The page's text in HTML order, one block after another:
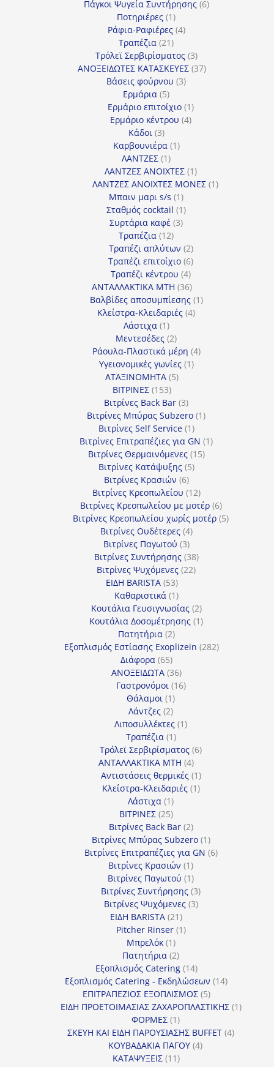
προϊόν
Πάγκοι Ψυγεία Συντήρησης 66
Ποτηριέρες 11
προϊόν
Ράφια-Ραφιέρες 44
Τραπέζια 2121
προϊόντα
Τρόλεϊ Σερβιρίσματος 33
προϊόντα
ΑΝΟΞΕΙΔΩΤΕΣ ΚΑΤΑΣΚΕΥΕΣ 3737
Βάσεις φούρνου 33
Ερμάρια 55
προϊόντα
Ερμάριο επιτοίχιο 11
προϊόν
Ερμάριο κέντρου 44
Κάδοι 33
προϊόντα
Καρβουνιέρα 11
ΛΑΝΤΖΕΣ 11
προϊόν
ΛΑΝΤΖΕΣ ΑΝΟΙΧΤΕΣ 11
προϊόν
ΛΑΝΤΖΕΣ ΑΝΟΙΧΤΕΣ ΜΟΝΕΣ 11
Μπαιν μαρι s/s 11
προϊόν
Σταθμός cocktail 11
Συρτάρια καφέ 33
Τραπέζια 1212
προϊόντα
Τραπέζι απλύτων 22
προϊόντα
Τραπέζι επιτοίχιο 66
προϊόντα
Τραπέζι κέντρου 44
προϊόντα
ΑΝΤΑΛΛΑΚΤΙΚΑ MTH 3636
προϊόντα
Βαλβίδες αποσυμπίεσης 11
Κλείστρα-Κλειδαριές 44
Λάστιχα 11
προϊόν
Μεντεσέδες 22
προϊόντα
Ράουλα-Πλαστικά μέρη 44
Υγειονομικές γωνίες 11
ΑΤΑΞΙΝΟΜΗΤΑ 55
ΒΙΤΡΙΝΕΣ 153153
προϊόντα
Βιτρίνες Back Bar 33
προϊόντα
Βιτρίνες Mπύρας Subzero 11
Βιτρίνες Self Service 11
προϊόν
Βιτρίνες Επιτραπέζιες για GN 11
Βιτρίνες Θερμαινόμενες 1515
Βιτρίνες Κατάψυξης 55
Βιτρίνες Κρασιών 66
προϊόντα
Βιτρίνες Κρεοπωλείου 1212
προϊόντα
Βιτρίνες Κρεοπωλείου με μοτέρ 66
προϊόντα
Βιτρίνες Κρεοπωλείου χωρίς μοτέρ 55
Βιτρίνες Ουδέτερες 44
προϊόντα
Βιτρίνες Παγωτού 33
προϊόντα
Βιτρίνες Συντήρησης 3838
προϊόντα
Βιτρίνες Ψυχόμενες 2222
ΕΙΔΗ BARISTA 5353
προϊόντα
Καθαριστικά 11
προϊόν
Κουτάλια Γευσιγνωσίας 22
προϊόντα
Κουτάλια Δοσομέτρησης 11
Πατητήρια 22
προϊόντα
Εξοπλισμός Εστίασης Exoplizein 282282
Διάφορα 6565
προϊόντα
ΑΝΟΞΕΙΔΩΤΑ 3636
προϊόντα
Γαστρονόμοι 1616
Θάλαμοι 11
προϊόν
Λάντζες 22
προϊόντα
Λιποσυλλέκτες 11
Τραπέζια 11
προϊόν
Τρόλεϊ Σερβιρίσματος 66
ΑΝΤΑΛΛΑΚΤΙΚΑ MTH 44
προϊόντα
Αντιστάσεις θερμικές 11
προϊόν
Κλείστρα-Κλειδαριές 11
Λάστιχα 11
προϊόν
ΒΙΤΡΙΝΕΣ 2525
προϊόντα
Βιτρίνες Back Bar 22
προϊόντα
Βιτρίνες Mπύρας Subzero 11
προϊόν
Βιτρίνες Επιτραπέζιες για GN 66
Βιτρίνες Κρασιών 11
προϊόν
Βιτρίνες Παγωτού 11
προϊόν
Βιτρίνες Συντήρησης 33
προϊόντα
Βιτρίνες Ψυχόμενες 33
ΕΙΔΗ BARISTA 2121
προϊόντα
Pitcher Rinser 11
Μπρελόκ 11
προϊόν
Πατητήρια 22
προϊόντα
Εξοπλισμός Catering 1414
προϊόντα
Εξοπλισμός Catering - Εκδηλώσεων 1414
ΕΠΙΤΡΑΠΕΖΙΟΣ ΕΞΟΠΛΙΣΜΟΣ 55
προϊόντα
ΕΙΔΗ ΠΡΟΕΤΟΙΜΑΣΙΑΣ ΖΑΧΑΡΟΠΛΑΣΤΙΚΗΣ 11
ΦΟΡΜΕΣ 11
προϊόν
ΣΚΕΥΗ ΚΑΙ ΕΙΔΗ ΠΑΡΟΥΣΙΑΣΗΣ BUFFET 44
ΚΟΥΒΑΔΑΚΙΑ ΠΑΓΟΥ 44
ΚΑΤΑΨΥΞΕΙΣ 1111